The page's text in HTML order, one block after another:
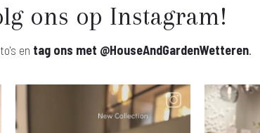
ons op Instagram!
en tag ons met @HouseAndGardenWetteren.